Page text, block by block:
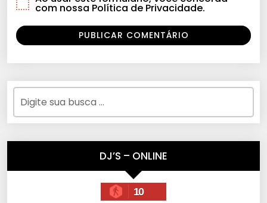
com nossa Política de Privacidade.
DJ’S – ONLINE
10